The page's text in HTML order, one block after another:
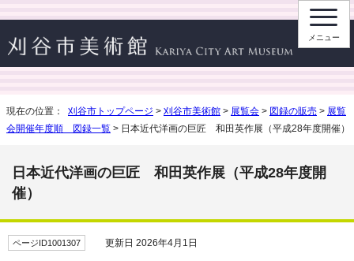
メニュー
現在の位置： 刈谷市トップページ > 刈谷市美術館 > 展覧会 > 図録の販売 > 展覧
会開催年度順 図録一覧 > 日本近代洋画の巨匠 和田英作展（平成28年度開催）
日本近代洋画の巨匠 和田英作展（平成28年度開
催）
ページID1001307 更新日 2026年4月1日